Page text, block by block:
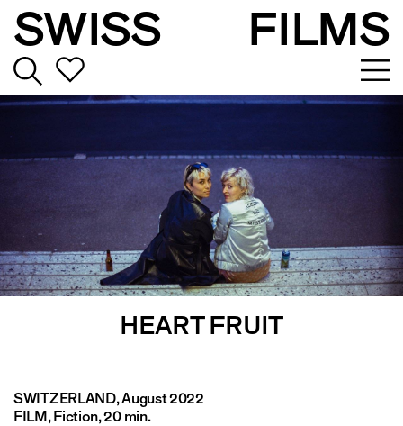
SWISS FILMS
HEART FRUIT
SWITZERLAND, August 2022
FILM, Fiction, 20 min.